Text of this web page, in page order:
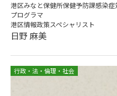
港区みなと保健所保健予防課感染症
プログラマ
港区情報政策スペシャリスト
日野 麻美
行政・法・倫理・社会